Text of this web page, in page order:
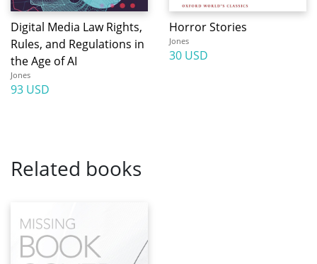
Digital Media Law Rights,
Rules, and Regulations in
the Age of AI
Jones
93 USD
Horror Stories
Jones
30 USD
Related books